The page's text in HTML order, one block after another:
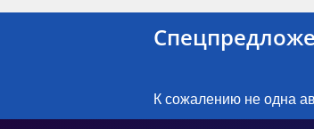
К сожалению не одна